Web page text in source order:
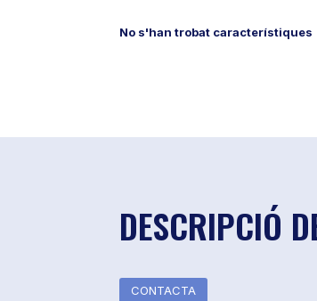
No s'han trobat característiques
DESCRIPCIÓ
CONTACTA